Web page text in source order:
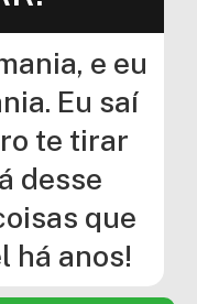
e eu
Eu saí
te tirar
desse
que
há anos!